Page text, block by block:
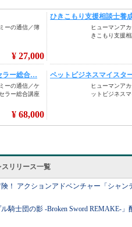
リリース一覧
！ アクションアドベンチャー「シャ
騎士団の影 -Broken Sword REMAKE-